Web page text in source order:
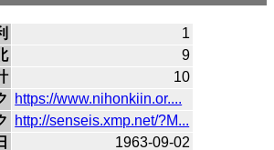
1
9
10
https://www.nihonkiin.or....
http://senseis.xmp.net/?M...
1963-09-02